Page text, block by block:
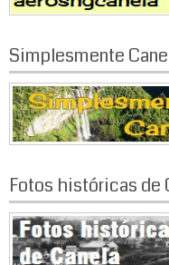
Simplesmente
Fotos históricas de